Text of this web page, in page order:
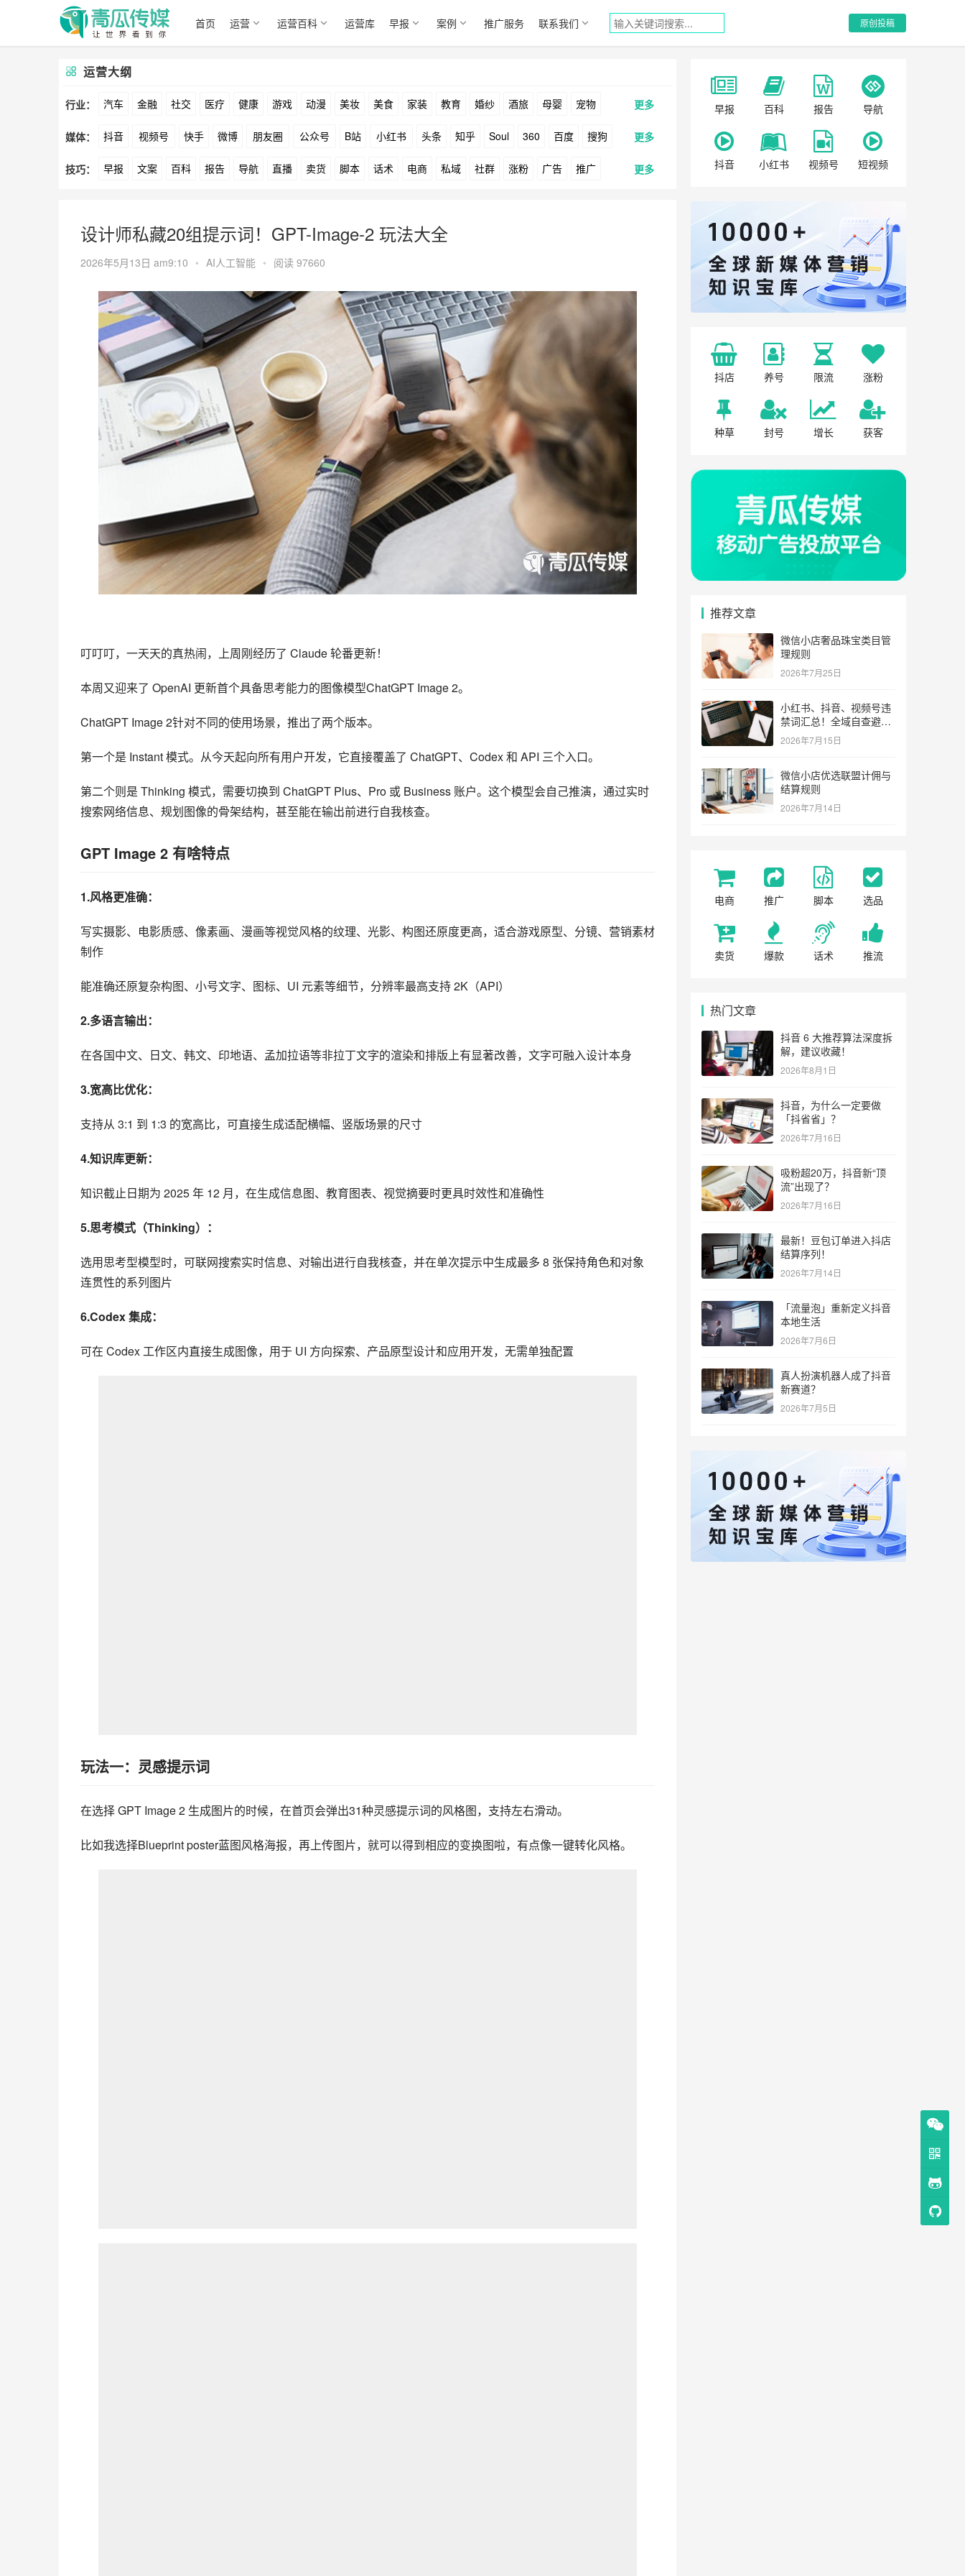
首页 运营 运营百科 运营库 早报 案例 推广服务 联系我们 原创投稿
运营大纲
行业： 汽车 金融 社交 医疗 健康 游戏 动漫 美妆 美食 家装 教育 婚纱 酒旅 母婴 宠物
文娱 跨境 科技 广告 元宇宙 房地产
更多
媒体： 抖音 视频号 快手 微博 朋友圈 公众号 B站 小红书 头条 知乎 Soul 360 百度 搜狗
爱奇艺 美柚 美图 最右 神马 谷歌 Facebook Tiktok YouTube Yahoo Bing
更多
技巧： 早报 文案 百科 报告 导航 直播 卖货 脚本 话术 电商 私域 社群 涨粉 广告 推广 更多
设计师私藏20组提示词！GPT-Image-2 玩法大全
2026年5月13日 am9:10 • AI人工智能 • 阅读 97660
叮叮叮，一天天的真热闹，上周刚经历了 Claude 轮番更新！
本周又迎来了 OpenAI 更新首个具备思考能力的图像模型ChatGPT Image 2。
ChatGPT Image 2针对不同的使用场景，推出了两个版本。
第一个是 Instant 模式。从今天起向所有用户开发，它直接覆盖了 ChatGPT、Codex 和 API 三个入口。
第二个则是 Thinking 模式，需要切换到 ChatGPT Plus、Pro 或 Business 账户。这个模型会自己推演，通过实时
搜索网络信息、规划图像的骨架结构，甚至能在输出前进行自我核查。
GPT Image 2 有啥特点
1.风格更准确：
写实摄影、电影质感、像素画、漫画等视觉风格的纹理、光影、构图还原度更高，适合游戏原型、分镜、营销素材
制作
能准确还原复杂构图、小号文字、图标、UI 元素等细节，分辨率最高支持 2K（API）
2.多语言输出：
在各国中文、日文、韩文、印地语、孟加拉语等非拉丁文字的渲染和排版上有显著改善，文字可融入设计本身
3.宽高比优化：
支持从 3:1 到 1:3 的宽高比，可直接生成适配横幅、竖版场景的尺寸
4.知识库更新：
知识截止日期为 2025 年 12 月，在生成信息图、教育图表、视觉摘要时更具时效性和准确性
5.思考模式（Thinking）：
选用思考型模型时，可联网搜索实时信息、对输出进行自我核查，并在单次提示中生成最多 8 张保持角色和对象
连贯性的系列图片
6.Codex 集成：
可在 Codex 工作区内直接生成图像，用于 UI 方向探索、产品原型设计和应用开发，无需单独配置
玩法一：灵感提示词
在选择 GPT Image 2 生成图片的时候，在首页会弹出31种灵感提示词的风格图，支持左右滑动。
比如我选择Blueprint poster蓝图风格海报，再上传图片，就可以得到相应的变换图啦，有点像一键转化风格。
早报 百科 报告 导航
抖音 小红书 视频号 短视频
抖店 养号 限流 涨粉
种草 封号 增长 获客
推荐文章
微信小店奢品珠宝类目管
理规则
2026年7月25日
小红书、抖音、视频号违
禁词汇总！全域自查避坑
指南
2026年7月15日
微信小店优选联盟计佣与
结算规则
2026年7月14日
电商 推广 脚本 选品
卖货 爆款 话术 推流
热门文章
抖音 6 大推荐算法深度拆
解，建议收藏！
2026年8月1日
抖音，为什么一定要做
「抖省省」？
2026年7月16日
吸粉超20万，抖音新“顶
流”出现了？
2026年7月16日
最新！豆包订单进入抖店
结算序列！
2026年7月14日
「流量泡」重新定义抖音
本地生活
2026年7月6日
真人扮演机器人成了抖音
新赛道？
2026年7月5日